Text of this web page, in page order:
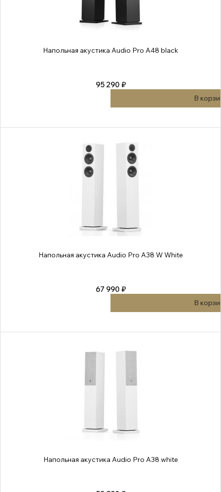
Напольная акустика Audio Pro A48 black
95 290 ₽
В
Напольная акустика Audio Pro A38 W White
67 990 ₽
В
Напольная акустика Audio Pro A38 white